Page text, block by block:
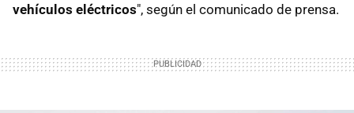
vehículos eléctricos", según el comunicado de prensa.